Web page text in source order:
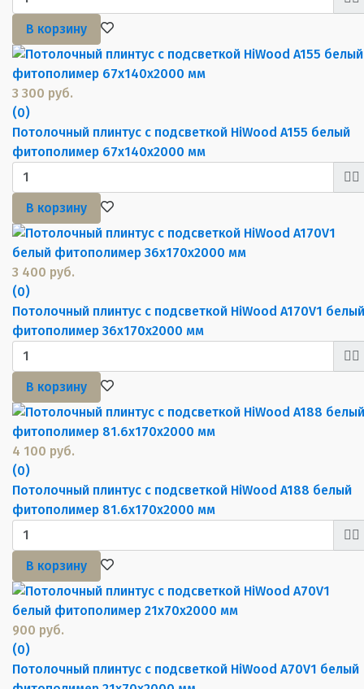
В корзину
3 300 руб.
(0)
Потолочный плинтус с подсветкой HiWood A155 белый
фитополимер 67х140х2000 мм
В корзину
3 400 руб.
(0)
Потолочный плинтус с подсветкой HiWood A170V1 белый
фитополимер 36х170х2000 мм
В корзину
4 100 руб.
(0)
Потолочный плинтус с подсветкой HiWood A188 белый
фитополимер 81.6х170х2000 мм
В корзину
900 руб.
(0)
Потолочный плинтус с подсветкой HiWood A70V1 белый